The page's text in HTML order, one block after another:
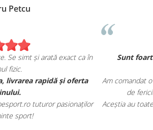
Petcu
Se simt și arată exact ca în
fizic.
livrarea rapidă și oferta
tuturor pasionaților
sport!
Sunt
Am
de
Aceștia au